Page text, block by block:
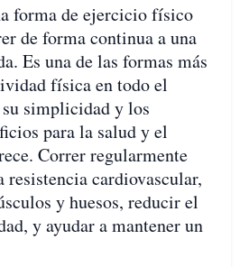
forma de ejercicio físico
de forma continua a una
Es una de las formas más
física en todo el
simplicidad y los
para la salud y el
Correr regularmente
resistencia cardiovascular,
y huesos, reducir el
y ayudar a mantener un